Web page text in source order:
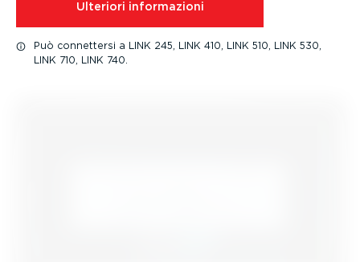
Ulteriori infor­ma­zioni
Può connettersi a LINK 245, LINK 410, LINK 510, LINK 530,
LINK 710, LINK 740.